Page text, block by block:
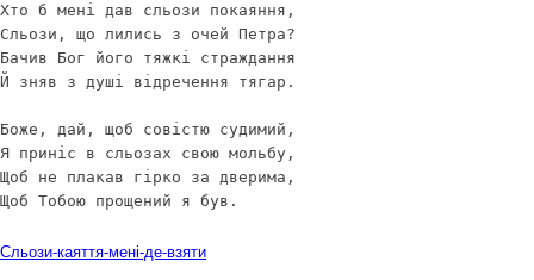
Хто б менi дав сльози покаяння,
Сльози, що лились з очей Петра?
Бачив Бог його тяжкі страждання
Й зняв з душі відречення тягар.
Боже, дай, щоб совiстю судимий,
Я принiс в сльозах свою мольбу,
Щоб не плакав гiрко за дверима,
Щоб Тобою прощений я був.
Сльози-каяття-менi-де-взяти